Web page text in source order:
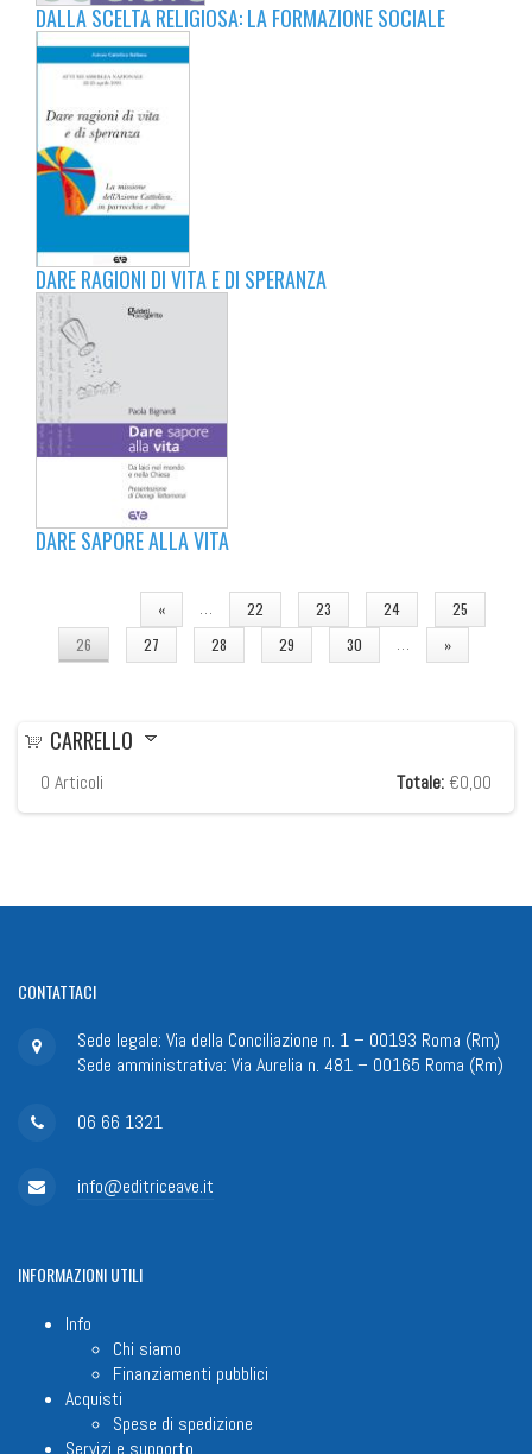
DALLA SCELTA RELIGIOSA: LA FORMAZIONE SOCIALE
DARE RAGIONI DI VITA E DI SPERANZA
DARE SAPORE ALLA VITA
« … 22 23 24
25
26
27 28 29 30 … »
CARRELLO
0 Articoli Totale: €0,00
CONTATTACI
Sede legale: Via della Conciliazione n. 1 – 00193 Roma (Rm)
Sede amministrativa: Via Aurelia n. 481 – 00165 Roma (Rm)
06 66 1321
info@editriceave.it
INFORMAZIONIUTILI
Info
Chi siamo
Finanziamenti pubblici
Acquisti
Spese di spedizione
Servizi e supporto